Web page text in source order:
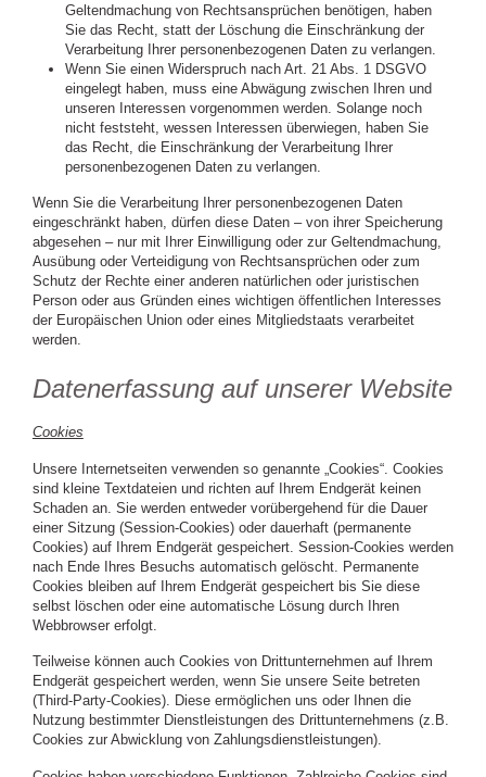
Geltendmachung von Rechtsansprüchen benötigen, haben
Sie das Recht, statt der Löschung die Einschränkung der
Verarbeitung Ihrer personenbezogenen Daten zu verlangen.
Wenn Sie einen Widerspruch nach Art. 21 Abs. 1 DSGVO
eingelegt haben, muss eine Abwägung zwischen Ihren und
unseren Interessen vorgenommen werden. Solange noch
nicht feststeht, wessen Interessen überwiegen, haben Sie
das Recht, die Einschränkung der Verarbeitung Ihrer
personenbezogenen Daten zu verlangen.
Wenn Sie die Verarbeitung Ihrer personenbezogenen Daten
eingeschränkt haben, dürfen diese Daten – von ihrer Speicherung
abgesehen – nur mit Ihrer Einwilligung oder zur Geltendmachung,
Ausübung oder Verteidigung von Rechtsansprüchen oder zum
Schutz der Rechte einer anderen natürlichen oder juristischen
Person oder aus Gründen eines wichtigen öffentlichen Interesses
der Europäischen Union oder eines Mitgliedstaats verarbeitet
werden.
Datenerfassung auf unserer Website
Cookies
Unsere Internetseiten verwenden so genannte „Cookies“. Cookies
sind kleine Textdateien und richten auf Ihrem Endgerät keinen
Schaden an. Sie werden entweder vorübergehend für die Dauer
einer Sitzung (Session-Cookies) oder dauerhaft (permanente
Cookies) auf Ihrem Endgerät gespeichert. Session-Cookies werden
nach Ende Ihres Besuchs automatisch gelöscht. Permanente
Cookies bleiben auf Ihrem Endgerät gespeichert bis Sie diese
selbst löschen oder eine automatische Lösung durch Ihren
Webbrowser erfolgt.
Teilweise können auch Cookies von Drittunternehmen auf Ihrem
Endgerät gespeichert werden, wenn Sie unsere Seite betreten
(Third-Party-Cookies). Diese ermöglichen uns oder Ihnen die
Nutzung bestimmter Dienstleistungen des Drittunternehmens (z.B.
Cookies zur Abwicklung von Zahlungsdienstleistungen).